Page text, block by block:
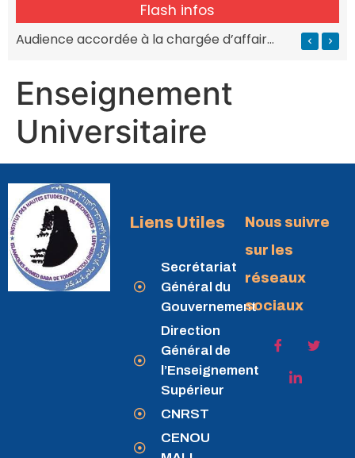
Flash infos
Audience accordée à la chargée d’affaires de l’Afrique du Sud au MESRS du Mali
Enseignement
Universitaire
Liens Utiles
Secrétariat
Général du
Gouvernement
Direction
Général de
l’Enseignement
Supérieur
CNRST
CENOU
Nous suivre
sur les
réseaux
sociaux